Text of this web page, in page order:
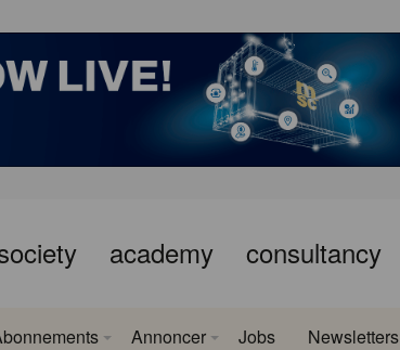
academy consultancy
Annoncer Jobs Newsletters